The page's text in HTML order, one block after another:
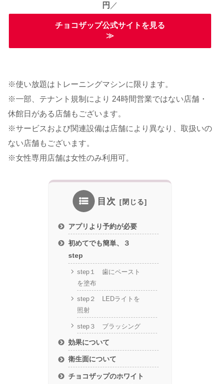
円 ／
チョコザップ公式サイトを見る
≫
※使い放題はトレーニングマシンに限ります。
※一部、テナント規制により 24時間営業ではない店舗・
休館日がある店舗もございます。
※サービスおよび関連設備は店舗により異なり、取扱いの
ない店舗もございます。
※女性専用店舗は女性のみ利用可。
目次
アプリより予約が必要
初めてでも簡単、３
step
step１ 歯にペースト
を塗布
step２ LEDライトを
照射
step３ ブラッシング
効果について
衛生面について
チョコザップのホワイト